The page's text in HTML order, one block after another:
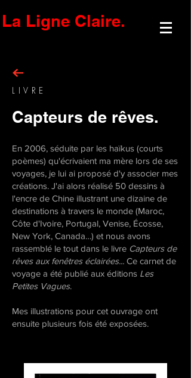
La Ligne Claire.
LIVRE
Capteurs de rêves.
En 2006, séduite par les haïkus (courts
poèmes) qu'écrivaient ma mère lors de ses
voyages, je lui ai proposé d'y associer mes
créations. J'ai alors réalisé 50 dessins à
l'encre de Chine illustrant une dizaine de
destinations à travers le monde (Maroc,
Côte d'Ivoire, Portugal, Venise, Écosse,
New York, Canada…) et nous avons
rassemblé le tout dans le livre Capteurs de
rêves aux fenêtres éclairées... Ce carnet de
voyage a été publié aux éditions Les
Petites Vagues.
Mes illustrations pour cet ouvrage ont
ensuite plusieurs fois été exposées.